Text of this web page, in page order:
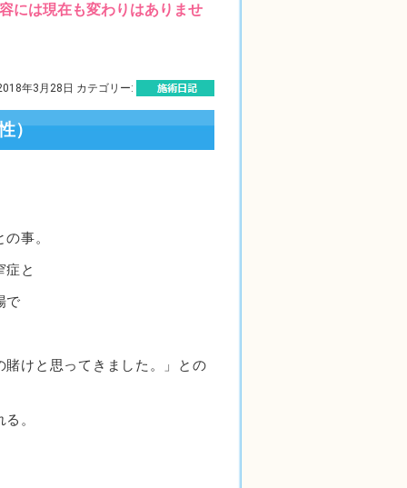
には現在も変わりはありませ
年3月28日 カテゴリー:
）
事。
症と
で
けと思ってきました。」との
。